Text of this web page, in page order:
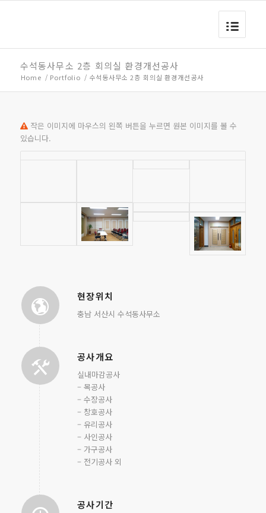
수석동사무소 2층 회의실 환경개선공사
Home / Portfolio / 수석동사무소 2층 회의실 환경개선공사
작은 이미지에 마우스의 왼쪽 버튼을 누르면 원본 이미지를 볼 수
있습니다.
현장위치
충남 서산시 수석동사무소
공사개요
실내마감공사
– 목공사
– 수장공사
– 창호공사
– 유리공사
– 사인공사
– 가구공사
– 전기공사 외
공사기간